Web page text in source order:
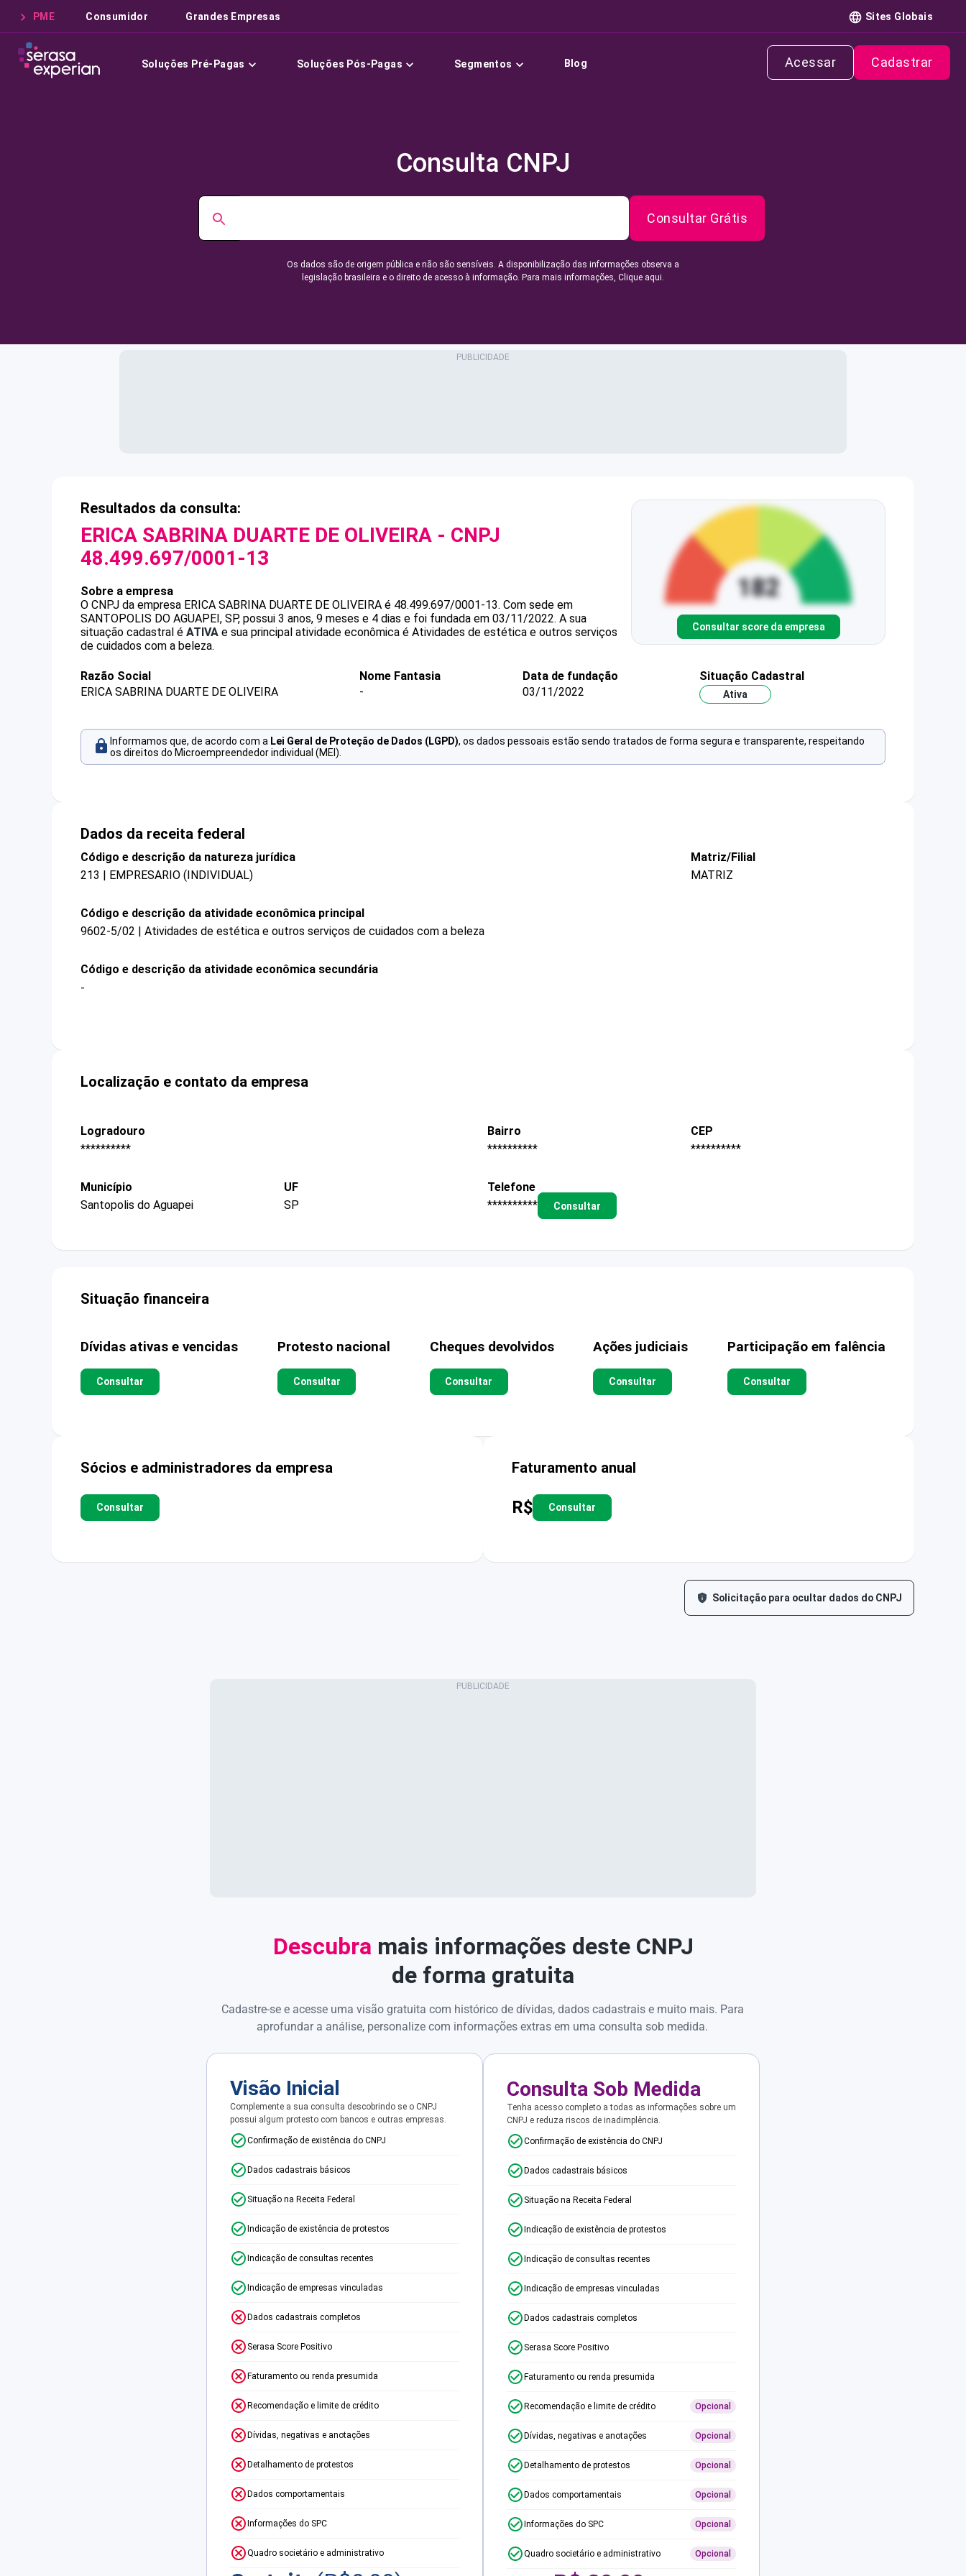
PME Consumidor Grandes Empresas Sites Globais
Soluções Pré-Pagas Soluções Pós-Pagas Segmentos Blog Acessar Cadastrar
Consulta CNPJ
Consultar Grátis
Os dados são de origem pública e não são sensíveis. A disponibilização das informações observa a
legislação brasileira e o direito de acesso à informação. Para mais informações, Clique aqui.
Resultados da consulta:
ERICA SABRINA DUARTE DE OLIVEIRA - CNPJ
48.499.697/0001-13
Sobre a empresa
O CNPJ da empresa ERICA SABRINA DUARTE DE OLIVEIRA é 48.499.697/0001-13. Com sede em
SANTOPOLIS DO AGUAPEI, SP, possui 3 anos, 9 meses e 4 dias e foi fundada em 03/11/2022. A sua
situação cadastral é ATIVA e sua principal atividade econômica é Atividades de estética e outros serviços
de cuidados com a beleza.
Consultar score da empresa
Razão Social
ERICA SABRINA DUARTE DE OLIVEIRA
Nome Fantasia
-
Data de fundação
03/11/2022
Situação Cadastral
Ativa
Informamos que, de acordo com a Lei Geral de Proteção de Dados (LGPD), os dados pessoais estão sendo tratados de forma segura e transparente, respeitando
os direitos do Microempreendedor individual (MEI).
Dados da receita federal
Código e descrição da natureza jurídica
213 | EMPRESARIO (INDIVIDUAL)
Matriz/Filial
MATRIZ
Código e descrição da atividade econômica principal
9602-5/02 | Atividades de estética e outros serviços de cuidados com a beleza
Código e descrição da atividade econômica secundária
-
Localização e contato da empresa
Logradouro
**********
Bairro
**********
CEP
**********
Município
Santopolis do Aguapei
UF
SP
Telefone
**********
Consultar
Situação financeira
Dívidas ativas e vencidas
Consultar
Protesto nacional
Consultar
Cheques devolvidos
Consultar
Ações judiciais
Consultar
Participação em falência
Consultar
Sócios e administradores da empresa
Consultar
Faturamento anual
R$ Consultar
Solicitação para ocultar dados do CNPJ
Descubra mais informações deste CNPJ
de forma gratuita
Cadastre-se e acesse uma visão gratuita com histórico de dívidas, dados cadastrais e muito mais. Para
aprofundar a análise, personalize com informações extras em uma consulta sob medida.
Visão Inicial
Complemente a sua consulta descobrindo se o CNPJ
possui algum protesto com bancos e outras empresas.
Confirmação de existência do CNPJ
Dados cadastrais básicos
Situação na Receita Federal
Indicação de existência de protestos
Indicação de consultas recentes
Indicação de empresas vinculadas
Dados cadastrais completos
Serasa Score Positivo
Faturamento ou renda presumida
Recomendação e limite de crédito
Dívidas, negativas e anotações
Detalhamento de protestos
Dados comportamentais
Informações do SPC
Quadro societário e administrativo
Consulta Sob Medida
Tenha acesso completo a todas as informações sobre um
CNPJ e reduza riscos de inadimplência.
Confirmação de existência do CNPJ
Dados cadastrais básicos
Situação na Receita Federal
Indicação de existência de protestos
Indicação de consultas recentes
Indicação de empresas vinculadas
Dados cadastrais completos
Serasa Score Positivo
Faturamento ou renda presumida
Recomendação e limite de crédito Opcional
Dívidas, negativas e anotações Opcional
Detalhamento de protestos Opcional
Dados comportamentais Opcional
Informações do SPC Opcional
Quadro societário e administrativo Opcional